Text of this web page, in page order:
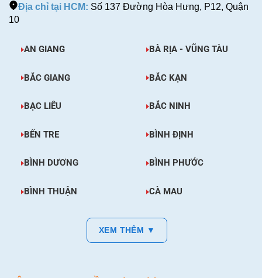
Địa chỉ tại HCM: Số 137 Đường Hòa Hưng, P12, Quận
10
AN GIANG BÀ RỊA - VŨNG TÀU
BẮC GIANG BẮC KẠN
BẠC LIÊU BẮC NINH
BẾN TRE BÌNH ĐỊNH
BÌNH DƯƠNG BÌNH PHƯỚC
BÌNH THUẬN CÀ MAU
XEM THÊM ▼